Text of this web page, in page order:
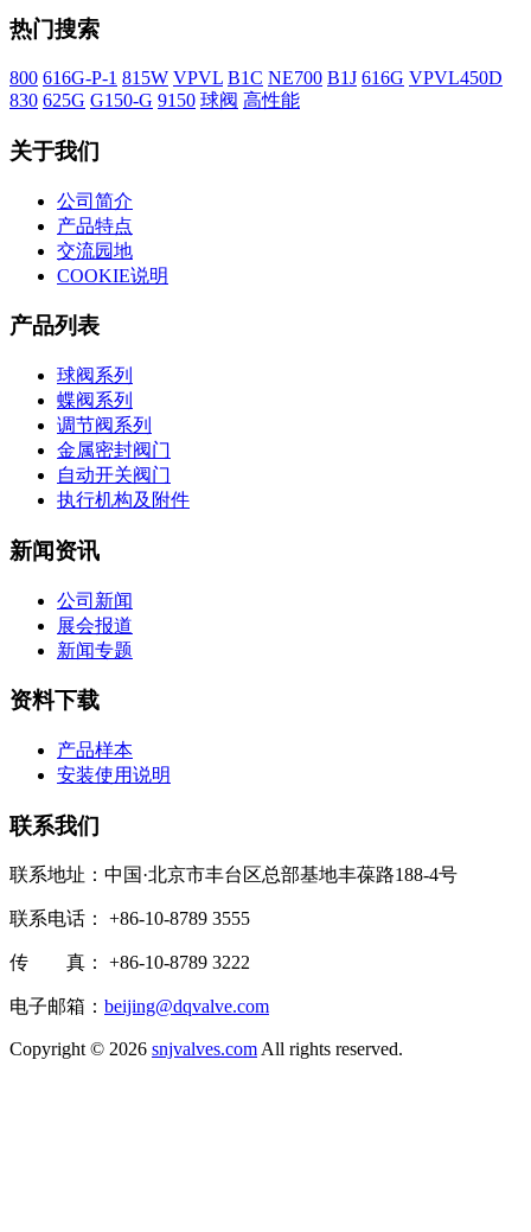
热门搜索
800 616G-P-1 815W VPVL B1C NE700 B1J 616G VPVL450D
830 625G G150-G 9150 球阀 高性能
关于我们
公司简介
产品特点
交流园地
COOKIE说明
产品列表
球阀系列
蝶阀系列
调节阀系列
金属密封阀门
自动开关阀门
执行机构及附件
新闻资讯
公司新闻
展会报道
新闻专题
资料下载
产品样本
安装使用说明
联系我们
联系地址：中国·北京市丰台区总部基地丰葆路188-4号
联系电话： +86-10-8789 3555
传 真： +86-10-8789 3222
电子邮箱： beijing@dqvalve.com
Copyright © 2026 snjvalves.com All rights reserved.